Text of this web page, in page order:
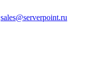
sales@serverpoint.ru